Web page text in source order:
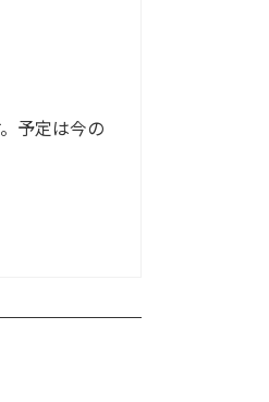
予定は今の